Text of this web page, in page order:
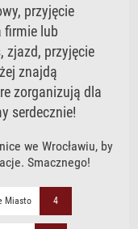
przyjęcie
firmie lub
zjazd, przyjęcie
znajdą
zorganizują dla
serdecznie!
we Wrocławiu, by
Smacznego!
Miasto 4